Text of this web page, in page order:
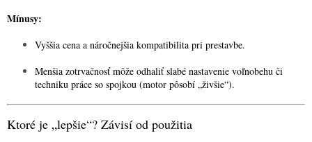
Mínusy:
Vyššia cena a náročnejšia kompatibilita pri prestavbe.
Menšia zotrvačnosť môže odhaliť slabé nastavenie voľnobehu či
techniku práce so spojkou (motor pôsobí „živšie“).
Ktoré je „lepšie“? Závisí od použitia